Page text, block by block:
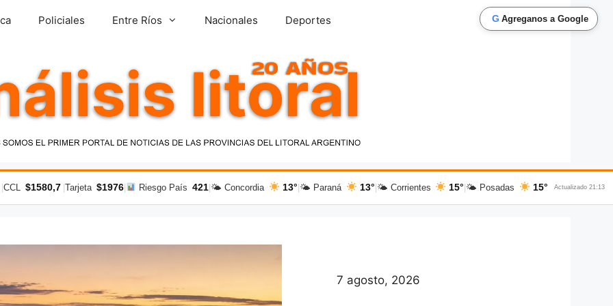
G Agreganos a Google
Policiales Entre Ríos Nacionales Deportes
CCL $1580,7 Tarjeta $1976| Riesgo País 421| 🌤 Concordia 13° 🌤 Paraná 13° 🌤 Corrientes 15° 🌤 Posadas 15° Actualizado 21:13
7 agosto, 2026